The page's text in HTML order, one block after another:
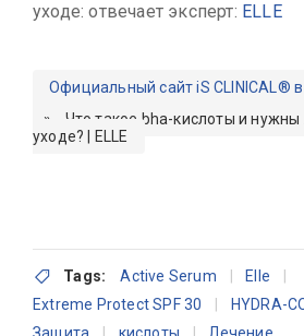
уходе: отвечает эксперт: ELLE
Официальный сайт iS CLINICAL®
» Что такое bha-кислоты и
уходе? | ELLE
Tags: Active Serum
Elle
Extreme Protect SPF 30
HYDRA-